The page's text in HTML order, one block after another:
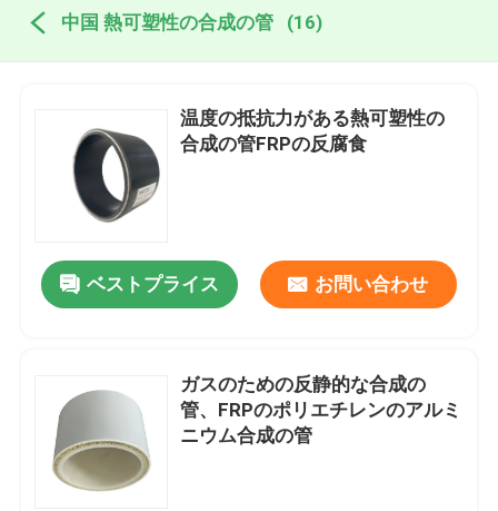
中国 熱可塑性の合成の管 (16)
温度の抵抗力がある熱可塑性の
合成の管FRPの反腐食
ベストプライス お問い合わせ
ガスのための反静的な合成の
管、FRPのポリエチレンのアルミ
ニウム合成の管